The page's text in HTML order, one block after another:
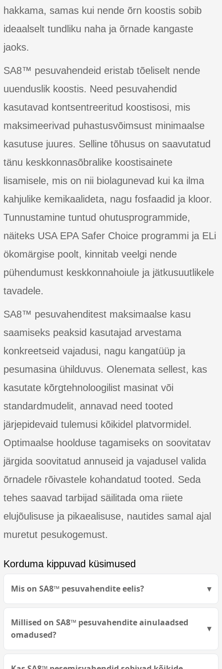
hakkama, samas kui nende õrn koostis sobib
ideaalselt tundliku naha ja õrnade kangaste
jaoks.
SA8™ pesuvahendeid eristab tõeliselt nende
uuenduslik koostis. Need pesuvahendid
kasutavad kontsentreeritud koostisosi, mis
maksimeerivad puhastusvõimsust minimaalse
kasutuse juures. Selline tõhusus on saavutatud
tänu keskkonnasõbralike koostisainete
lisamisele, mis on nii biolagunevad kui ka ilma
kahjulike kemikaalideta, nagu fosfaadid ja kloor.
Tunnustamine tuntud ohutusprogrammide,
näiteks USA EPA Safer Choice programmi ja ELi
ökomärgise poolt, kinnitab veelgi nende
pühendumust keskkonnahoiule ja jätkusuutlikele
tavadele.
SA8™ pesuvahenditest maksimaalse kasu
saamiseks peaksid kasutajad arvestama
konkreetseid vajadusi, nagu kangatüüp ja
pesumasina ühilduvus. Olenemata sellest, kas
kasutate kõrgtehnoloogilist masinat või
standardmudelit, annavad need tooted
järjepidevaid tulemusi kõikidel platvormidel.
Optimaalse hoolduse tagamiseks on soovitatav
järgida soovitatud annuseid ja vajadusel valida
õrnadele rõivastele kohandatud tooted. Seda
tehes saavad tarbijad säilitada oma riiete
elujõulisuse ja pikaealisuse, nautides samal ajal
muretut pesukogemust.
Korduma kippuvad küsimused
Mis on SA8™ pesuvahendite eelis?
Millised on SA8™ pesuvahendite ainulaadsed
omadused?